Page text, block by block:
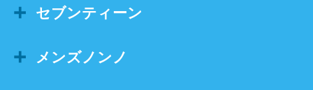
セブンティーン
メンズノンノ